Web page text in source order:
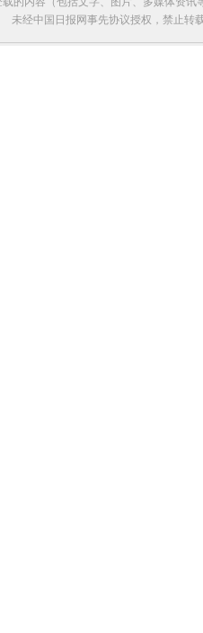
未经中国日报网事先协议授权，禁止转